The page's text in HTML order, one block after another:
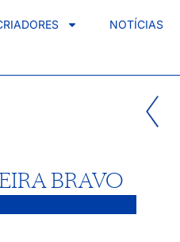
NOTÍCIAS
BRAVO